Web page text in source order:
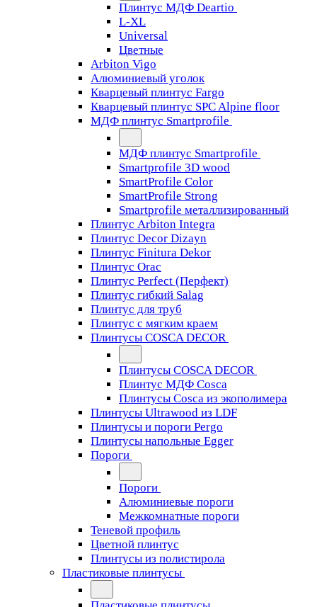
Плинтус МДФ Deartio
L-XL
Universal
Цветные
Arbiton Vigo
Алюминиевый уголок
Кварцевый плинтус Fargo
Кварцевый плинтус SPC Alpine floor
МДФ плинтус Smartprofile
МДФ плинтус Smartprofile
Smartprofile 3D wood
SmartProfile Color
SmartProfile Strong
Smartprofile металлизированный
Плинтус Arbiton Integra
Плинтус Decor Dizayn
Плинтус Finitura Dekor
Плинтус Orac
Плинтус Perfect (Перфект)
Плинтус гибкий Salag
Плинтус для труб
Плинтус с мягким краем
Плинтусы COSCA DECOR
Плинтусы COSCA DECOR
Плинтус МДФ Cosca
Плинтусы Cosca из экополимера
Плинтусы Ultrawood из LDF
Плинтусы и пороги Pergo
Плинтусы напольные Egger
Пороги
Пороги
Алюминиевые пороги
Межкомнатные пороги
Теневой профиль
Цветной плинтус
Плинтусы из полистирола
Пластиковые плинтусы